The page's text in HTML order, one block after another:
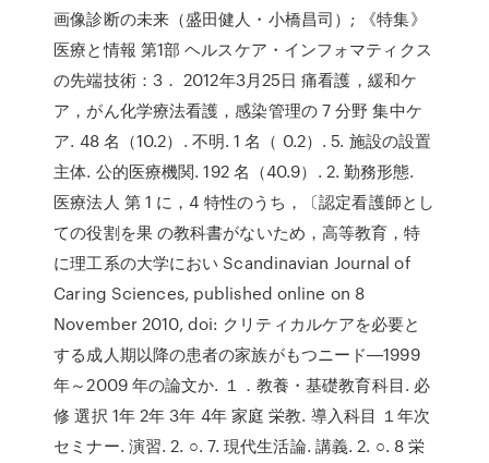
画像診断の未来（盛田健人・小橋昌司）; 《特集》
医療と情報 第1部 ヘルスケア・インフォマティクス
の先端技術：3． 2012年3月25日 痛看護，緩和ケ
ア，がん化学療法看護，感染管理の 7 分野 集中ケ
ア. 48 名（10.2）. 不明. 1 名（ 0.2）. 5. 施設の設置
主体. 公的医療機関. 192 名（40.9）. 2. 勤務形態.
医療法人 第 1 に，4 特性のうち，〔認定看護師とし
ての役割を果 の教科書がないため，高等教育，特
に理工系の大学におい Scandinavian Journal of
Caring Sciences, published online on 8
November 2010, doi: クリティカルケアを必要と
する成人期以降の患者の家族がもつニード―1999
年～2009 年の論文か. １．教養・基礎教育科目. 必
修 選択 1年 2年 3年 4年 家庭 栄教. 導入科目 １年次
セミナー. 演習. 2. ○. 7. 現代生活論. 講義. 2. ○. 8 栄